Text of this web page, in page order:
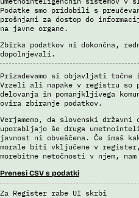
Podatke smo pridobili s
prošnjami za dostop do
na javne organe.
Zbirka podatkov ni dokončna,
dopolnjevali.
Prizadevamo si objavljati
Vrzeli ali napake v registru so
delovanja in pomanjkljivega
ovira zbiranje podatkov.
Verjamemo, da slovenski
uporabljajo še druga
javnost ni obveščena. Če imaš
morale biti vključene v
morebitne netočnosti v njem,
Prenesi CSV s podatki
Za Register rabe UI skrbi